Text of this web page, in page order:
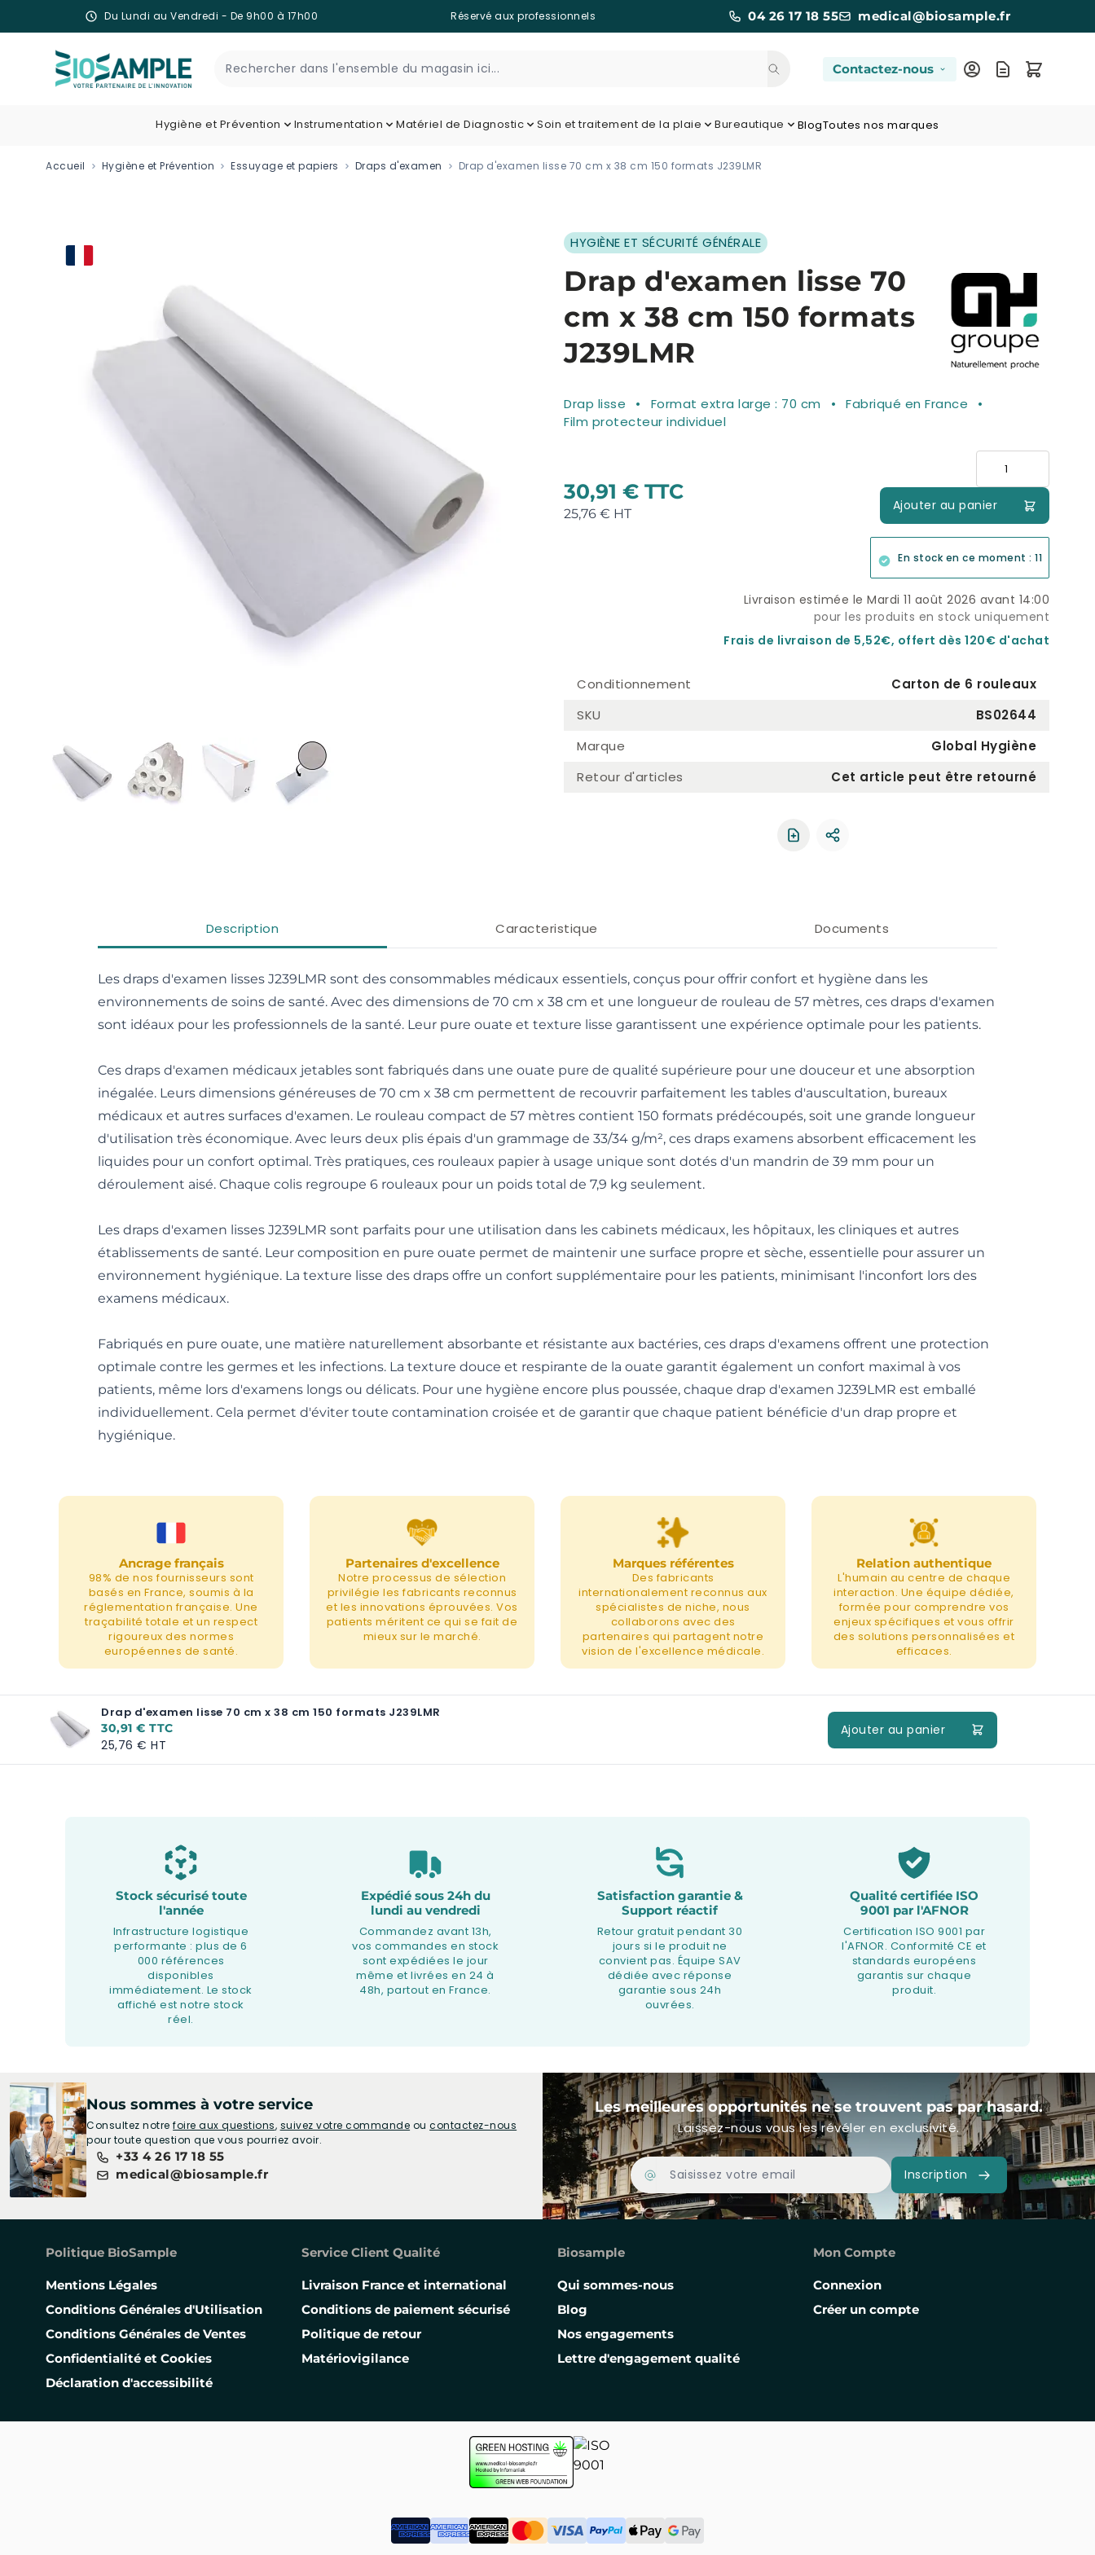
Du Lundi au Vendredi - De 9h00 à 17h00 Réservé aux professionnels 04 26 17 18 55
medical@biosample.fr
Contactez-nous
Hygiène et Prévention Instrumentation Matériel de Diagnostic Soin et traitement de la plaie Bureautique BlogToutes nos marques
Accueil Hygiène et Prévention Essuyage et papiers Draps d'examen Drap d'examen lisse 70 cm x 38 cm 150 formats J239LMR
HYGIÈNE ET SÉCURITÉ GÉNÉRALE
Drap d'examen lisse 70
cm x 38 cm 150 formats
J239LMR
View larger imageView larger imageView larger imageView larger image
Drap lisse Format extra large : 70 cm
Fabriqué en France
Film protecteur individuel
30,91 €
25,76 €
Ajouter au panier
En stock en ce moment : 11
Livraison estimée le Mardi 11 août 2026 avant 14:00
pour les produits en stock uniquement
Frais de livraison de 5,52€, offert dès 120€ d'achat
Conditionnement
Carton de 6 rouleaux
SKU
BS02644
Marque
Global Hygiène
Retour d'articles
Cet article peut être retourné
Partager le produit
Description Caracteristique Documents
Les draps d'examen lisses J239LMR sont des consommables médicaux essentiels, conçus pour offrir confort et hygiène dans les
environnements de soins de santé. Avec des dimensions de 70 cm x 38 cm et une longueur de rouleau de 57 mètres, ces draps d'examen
sont idéaux pour les professionnels de la santé. Leur pure ouate et texture lisse garantissent une expérience optimale pour les patients.
Ces draps d'examen médicaux jetables sont fabriqués dans une ouate pure de qualité supérieure pour une douceur et une absorption
inégalée. Leurs dimensions généreuses de 70 cm x 38 cm permettent de recouvrir parfaitement les tables d'auscultation, bureaux
médicaux et autres surfaces d'examen. Le rouleau compact de 57 mètres contient 150 formats prédécoupés, soit une grande longueur
d'utilisation très économique. Avec leurs deux plis épais d'un grammage de 33/34 g/m², ces draps examens absorbent efficacement les
liquides pour un confort optimal. Très pratiques, ces rouleaux papier à usage unique sont dotés d'un mandrin de 39 mm pour un
déroulement aisé. Chaque colis regroupe 6 rouleaux pour un poids total de 7,9 kg seulement.
Les draps d'examen lisses J239LMR sont parfaits pour une utilisation dans les cabinets médicaux, les hôpitaux, les cliniques et autres
établissements de santé. Leur composition en pure ouate permet de maintenir une surface propre et sèche, essentielle pour assurer un
environnement hygiénique. La texture lisse des draps offre un confort supplémentaire pour les patients, minimisant l'inconfort lors des
examens médicaux.
Fabriqués en pure ouate, une matière naturellement absorbante et résistante aux bactéries, ces draps d'examens offrent une protection
optimale contre les germes et les infections. La texture douce et respirante de la ouate garantit également un confort maximal à vos
patients, même lors d'examens longs ou délicats. Pour une hygiène encore plus poussée, chaque drap d'examen J239LMR est emballé
individuellement. Cela permet d'éviter toute contamination croisée et de garantir que chaque patient bénéficie d'un drap propre et
hygiénique.
Ancrage français
98% de nos fournisseurs sont
basés en France, soumis à la
réglementation française. Une
traçabilité totale et un respect
rigoureux des normes
européennes de santé.
Partenaires d'excellence
Notre processus de sélection
privilégie les fabricants reconnus
et les innovations éprouvées. Vos
patients méritent ce qui se fait de
mieux sur le marché.
Marques référentes
Des fabricants
internationalement reconnus aux
spécialistes de niche, nous
collaborons avec des
partenaires qui partagent notre
vision de l'excellence médicale.
Relation authentique
L'humain au centre de chaque
interaction. Une équipe dédiée,
formée pour comprendre vos
enjeux spécifiques et vous offrir
des solutions personnalisées et
efficaces.
Drap d'examen lisse 70 cm x 38 cm 150 formats J239LMR
30,91 €
25,76 €
Ajouter au panier
Stock sécurisé toute
l'année
Infrastructure logistique
performante : plus de 6
000 références
disponibles
immédiatement. Le stock
affiché est notre stock
réel.
Expédié sous 24h du
lundi au vendredi
Commandez avant 13h,
vos commandes en stock
sont expédiées le jour
même et livrées en 24 à
48h, partout en France.
Satisfaction garantie &
Support réactif
Retour gratuit pendant 30
jours si le produit ne
convient pas. Équipe SAV
dédiée avec réponse
garantie sous 24h
ouvrées.
Qualité certifiée ISO
9001 par l'AFNOR
Certification ISO 9001 par
l'AFNOR. Conformité CE et
standards européens
garantis sur chaque
produit.
Nous sommes à votre service
Consultez notrefoire aux questions, suivez votre commande oucontactez-nous
pour toute question que vous pourriez avoir.
+33 4 26 17 18 55
medical@biosample.fr
Les meilleures opportunités ne se trouvent pas par hasard.
Laissez-nous vous les révéler en exclusivité.
Adresse Email
Inscription
Politique BioSample
Mentions Légales
Conditions Générales d'Utilisation
Conditions Générales de Ventes
Confidentialité et Cookies
Déclaration d'accessibilité
Service Client Qualité
Livraison France et international
Conditions de paiement sécurisé
Politique de retour
Matériovigilance
Biosample
Qui sommes-nous
Blog
Nos engagements
Lettre d'engagement qualité
Mon Compte
Connexion
Créer un compte